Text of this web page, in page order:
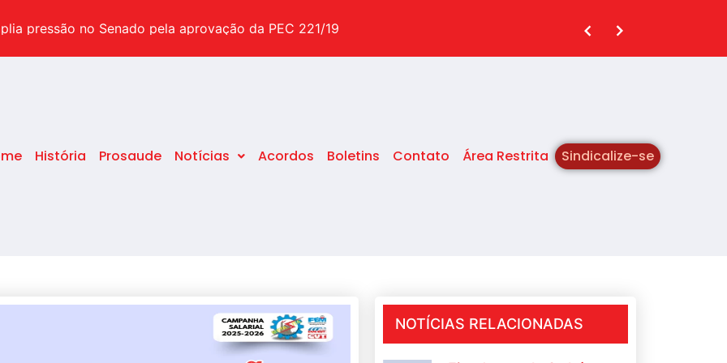
dúvidas sobre o tema
pressão no Senado pela aprovação da PEC 221/19
após o STF decidir pelo fim da idade mínima
História Prosaude Notícias Acordos Boletins Contato Área Restrita Sindicalize-se
NOTÍCIAS RELACIONADAS